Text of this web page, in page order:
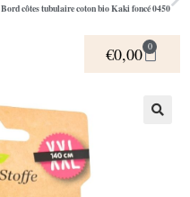
Bord côtes tubulaire coton bio Kaki foncé 0450
€0,00 0